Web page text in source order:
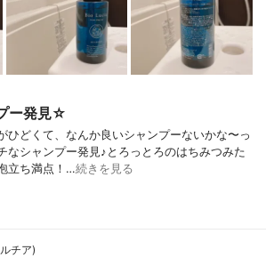
ー発見☆
ひどくて、なんか良いシャンプーないかな〜っ
なシャンプー発見♪とろっとろのはちみつみた
立ち満点！…続きを見る
チア)